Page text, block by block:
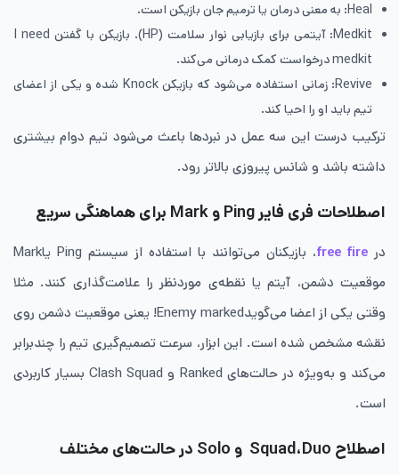
Heal: به معنی درمان یا ترمیم جان بازیکن است.
Medkit: آیتمی برای بازیابی نوار سلامت (HP). بازیکن با گفتن I need
medkit درخواست کمک درمانی می‌کند.
Revive: زمانی استفاده می‌شود که بازیکن Knock شده و یکی از اعضای
تیم باید او را احیا کند.
ترکیب درست این سه عمل در نبردها باعث می‌شود تیم دوام بیشتری
داشته باشد و شانس پیروزی بالاتر رود.
اصطلاحات فری فایر Ping و Mark برای هماهنگی سریع
در free fire
، بازیکنان می‌توانند با استفاده از سیستم Ping یاMark
موقعیت دشمن، آیتم یا نقطه‌ی موردنظر را علامت‌گذاری کنند. مثلا
وقتی یکی از اعضا می‌گویدEnemy marked! یعنی موقعیت دشمن روی
نقشه مشخص شده است. این ابزار، سرعت تصمیم‌گیری تیم را چندبرابر
می‌کند و به‌ویژه در حالت‌های Ranked و Clash Squad بسیار کاربردی
است.
اصطلاح Squad،Duo و Solo در حالت‌های مختلف